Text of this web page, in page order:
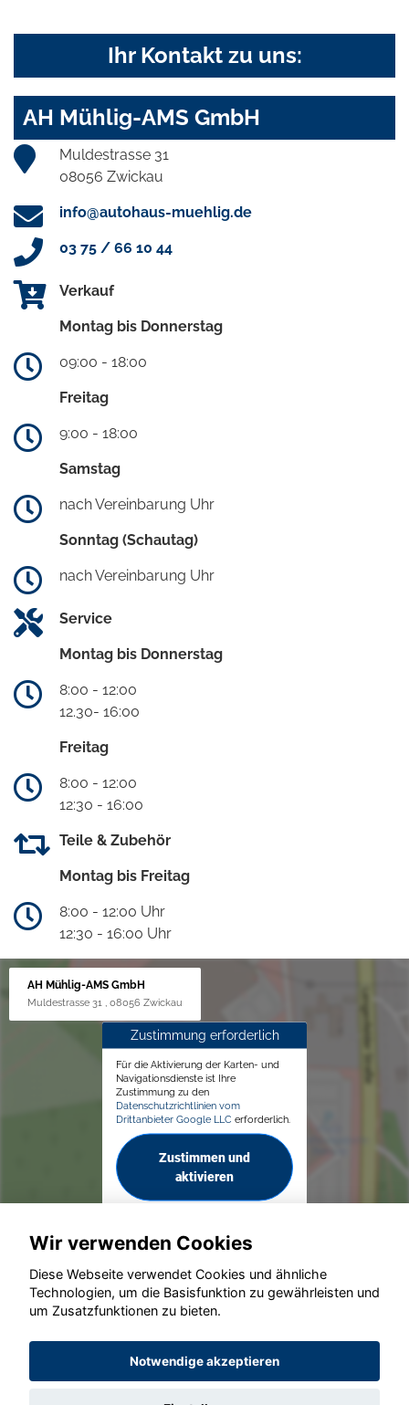
Ihr Kontakt zu uns:
AH Mühlig-AMS GmbH
Muldestrasse 31
08056 Zwickau
info@autohaus-muehlig.de
03 75 / 66 10 44
Verkauf
Montag bis Donnerstag
09:00 - 18:00
Freitag
9:00 - 18:00
Samstag
nach Vereinbarung Uhr
Sonntag (Schautag)
nach Vereinbarung Uhr
Service
Montag bis Donnerstag
8:00 - 12:00
12.30- 16:00
Freitag
8:00 - 12:00
12:30 - 16:00
Teile & Zubehör
Montag bis Freitag
8:00 - 12:00 Uhr
12:30 - 16:00 Uhr
AH Mühlig-AMS GmbH
Muldestrasse 31 , 08056 Zwickau
Zustimmung erforderlich
Für die Aktivierung der Karten- und
Navigationsdienste ist Ihre
Zustimmung zu den
Datenschutzrichtlinien vom
Drittanbieter Google LLC erforderlich.
Zustimmen und
aktivieren
© konjunkturmotor.de GmbH 2020 - 2026
Wir verwenden Cookies
Diese Webseite verwendet Cookies und ähnliche
Technologien, um die Basisfunktion zu gewährleisten und
um Zusatzfunktionen zu bieten.
Notwendige akzeptieren